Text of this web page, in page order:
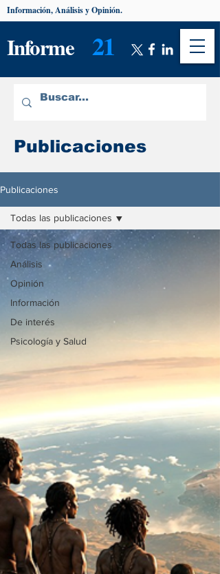
Informe 21
Información, Análisis y Opinión.
Publicaciones
Publicaciones
Todas las publicaciones
Análisis
Opinión
Información
De interés
Psicología y Salud
Todas las publicaciones